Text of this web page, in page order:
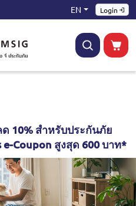
EN Login
10% สำหรับประกันภัย
Coupon สูงสุด 600 บาท*